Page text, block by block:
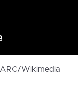
ARC/Wikimedia